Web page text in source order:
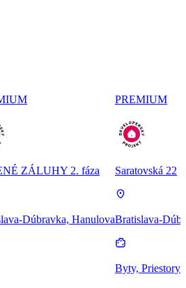
ZÁLUHY 2. fáza
Dúbravka, Hanulova
PREMIUM
Saratovská 22
Bratislava-
Byty, Priestory